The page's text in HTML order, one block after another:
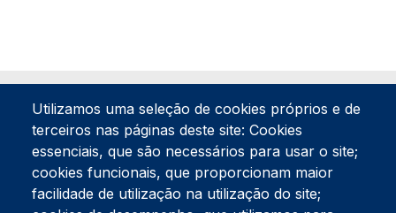
Tel:234 390 100Fax:234 390 100
Utilizamos uma seleção de cookies próprios e de
terceiros nas páginas deste site: Cookies
essenciais, que são necessários para usar o site;
cookies funcionais, que proporcionam maior
facilidade de utilização na utilização do site;